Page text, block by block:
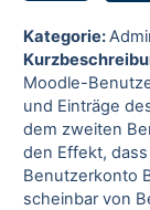
Kategorie:
Moodle-
und Einträge
dem zweiten
den Effekt,
Benutzerkonto
scheinbar von